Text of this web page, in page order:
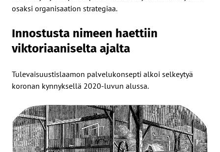
osaksi organisaation strategiaa.
Innostusta nimeen haettiin
viktoriaaniselta ajalta
Tulevaisuustislaamon palvelukonsepti alkoi selkeytyä
koronan kynnyksellä 2020-luvun alussa.